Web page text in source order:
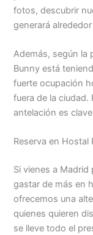
fotos, descubrir
generará
Además, según la
Bunny está
fuerte ocupación
fuera de la ciudad.
antelación es
Reserva en Hostal
Si vienes a Madrid
gastar de más en
ofrecemos una
quienes quieren
se lleve todo el